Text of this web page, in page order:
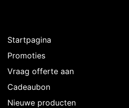
Startpagina
Promoties
Vraag offerte aan
Cadeaubon
Nieuwe producten